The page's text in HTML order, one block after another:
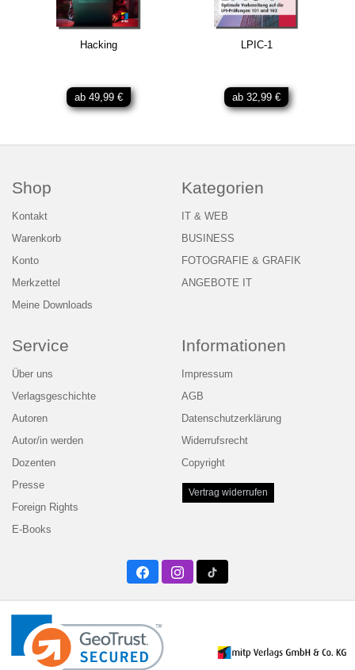
Hacking
ab 49,99 €
LPIC-1
ab 32,99 €
Shop
Kontakt
Warenkorb
Konto
Merkzettel
Meine Downloads
Kategorien
IT & WEB
BUSINESS
FOTOGRAFIE & GRAFIK
ANGEBOTE IT
Service
Über uns
Verlagsgeschichte
Autoren
Autor/in werden
Dozenten
Presse
Foreign Rights
E-Books
Informationen
Impressum
AGB
Datenschutzerklärung
Widerrufsrecht
Copyright
Vertrag widerrufen
FacebookInstagramTwitter